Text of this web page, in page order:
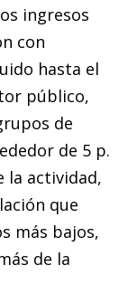
ingresos
con
hasta el
público,
de
de 5 p.
la actividad,
que
más bajos,
de la